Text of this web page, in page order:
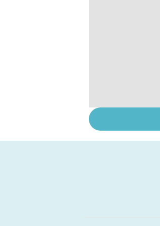
nourrisson :